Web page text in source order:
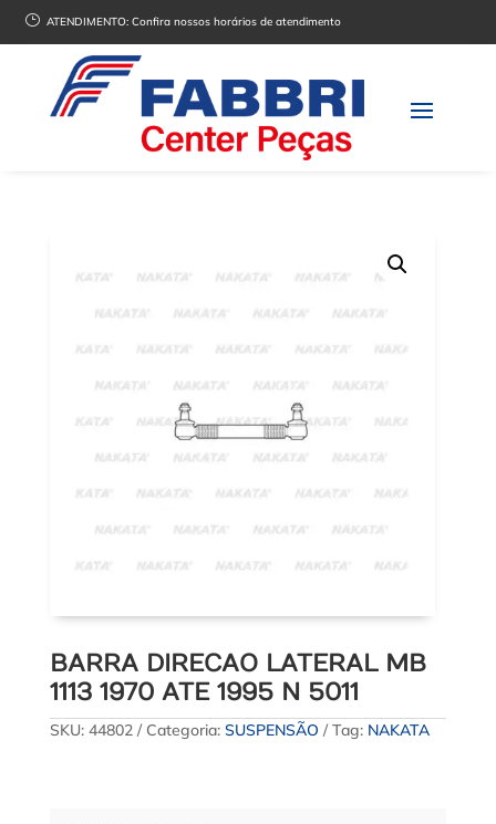
} ATENDIMENTO:Confira nossos horários de atendimento
BARRA DIRECAO LATERAL MB
1113 1970 ATE 1995 N 5011
SKU: 44802 Categoria: SUSPENSÃO Tag: NAKATA